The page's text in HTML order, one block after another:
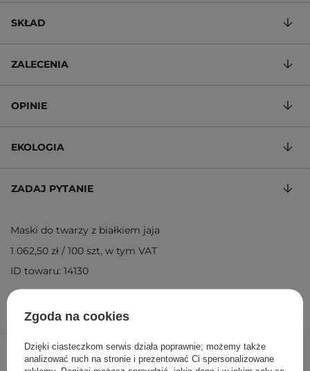
85,00 zł 135,00 zł /szt.
SKŁAD
ZALECENIA
OPINIE
EKOLOGIA
ZADAJ PYTANIE
Maski do twarzy z białkiem jaja
1 062,50 zł / 100 szt, w tym VAT
ID towaru: 14130
Zgoda na cookies
Dzięki ciasteczkom serwis działa poprawnie; możemy także
analizować ruch na stronie i prezentować Ci spersonalizowane